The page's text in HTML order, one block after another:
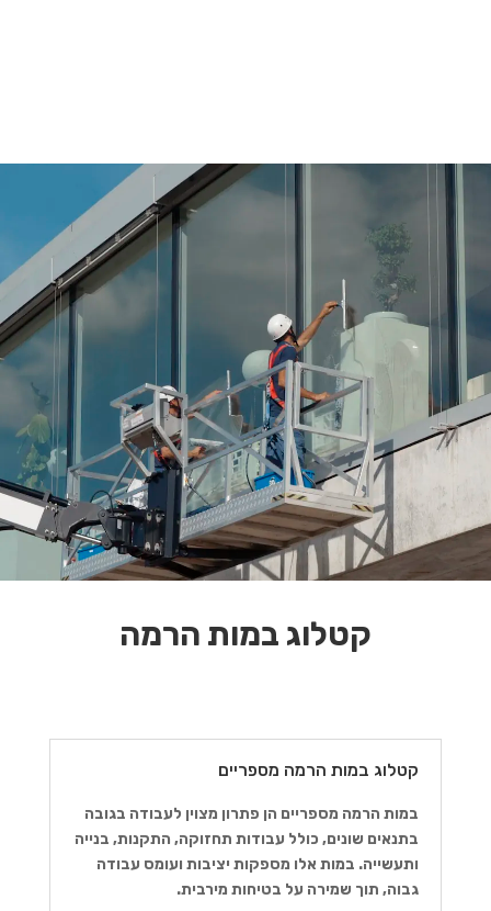
קטלוג במות הרמה
קטלוג במות הרמה מספריים
במות הרמה מספריים הן פתרון מצוין לעבודה בגובה
בתנאים שונים, כולל עבודות תחזוקה, התקנות, בנייה
ותעשייה. במות אלו מספקות יציבות ועומס עבודה
גבוה, תוך שמירה על בטיחות מירבית.